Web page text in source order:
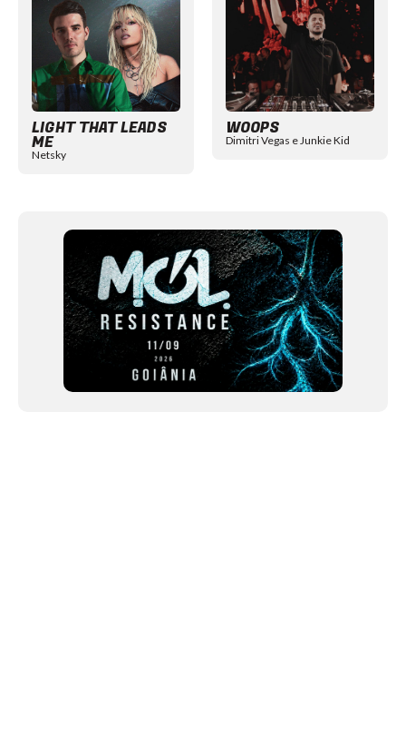
LIGHT THAT LEADS
ME
Netsky
WOOPS
Dimitri Vegas e Junkie Kid